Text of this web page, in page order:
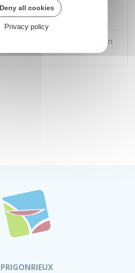
à payer sur une donation
donateur ?
fiscales pour un don
PRIGONRIEUX
Deny all cookies
Privacy policy